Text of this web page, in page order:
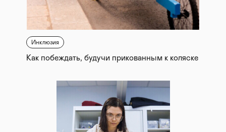
Инклюзия
Как побеждать, будучи прикованным к коляске